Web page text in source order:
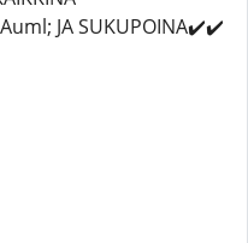
JA SUKUPOINA✔️✔️